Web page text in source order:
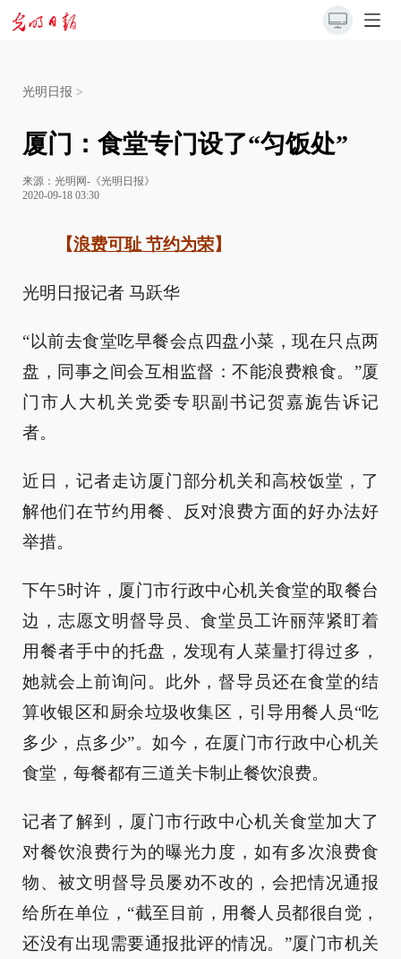
光明日报 >
厦门：食堂专门设了“匀饭处”
来源： 光明网-《光明日报》
2020-09-18 03:30
【浪费可耻 节约为荣】
光明日报记者 马跃华
“以前去食堂吃早餐会点四盘小菜，现在只点两
盘，同事之间会互相监督：不能浪费粮食。”厦
门市人大机关党委专职副书记贺嘉旎告诉记
者。
近日，记者走访厦门部分机关和高校饭堂，了
解他们在节约用餐、反对浪费方面的好办法好
举措。
下午5时许，厦门市行政中心机关食堂的取餐台
边，志愿文明督导员、食堂员工许丽萍紧盯着
用餐者手中的托盘，发现有人菜量打得过多，
她就会上前询问。此外，督导员还在食堂的结
算收银区和厨余垃圾收集区，引导用餐人员“吃
多少，点多少”。如今，在厦门市行政中心机关
食堂，每餐都有三道关卡制止餐饮浪费。
记者了解到，厦门市行政中心机关食堂加大了
对餐饮浪费行为的曝光力度，如有多次浪费食
物、被文明督导员屡劝不改的，会把情况通报
给所在单位，“截至目前，用餐人员都很自觉，
还没有出现需要通报批评的情况。”厦门市机关